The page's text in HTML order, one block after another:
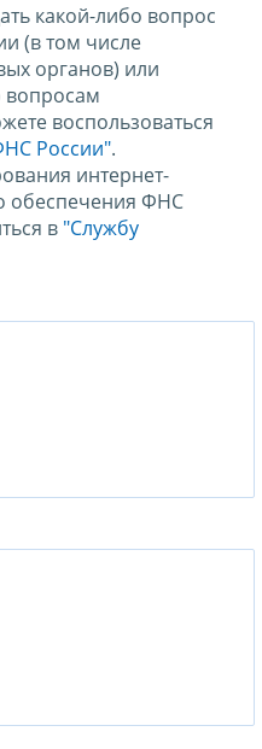
какой-либо вопрос
(в том числе
органов) или
вопросам
воспользоваться
России".
интернет-
обеспечения ФНС
в "Службу